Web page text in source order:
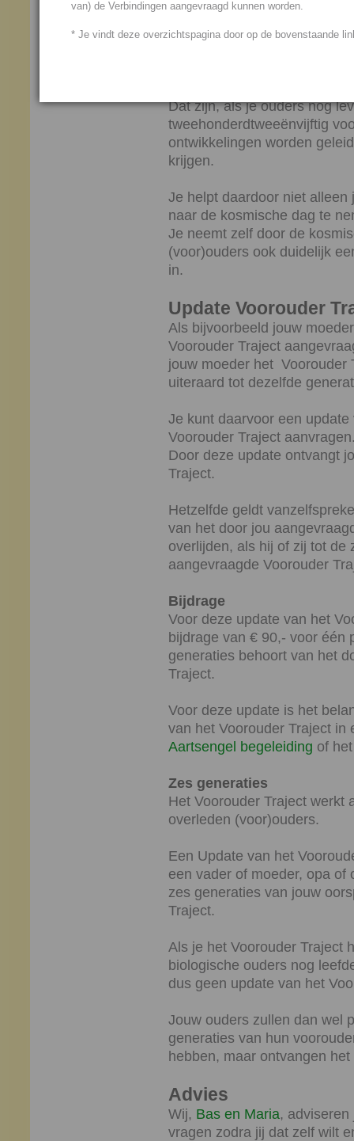
Dat heeft onder andere een
Dat zijn, als je ouders nog
tweehonderdtweeënvijftig
ontwikkelingen worden
krijgen.
Je helpt daardoor niet
naar de kosmische dag te
Je neemt zelf door de
(voor)ouders ook duidelijk
in.
Update Voorouder
Als bijvoorbeeld jouw
Voorouder Traject
jouw moeder het Voorouder
uiteraard tot dezelfde
Je kunt daarvoor een
Voorouder Traject
Door deze update ontvangt
Traject.
Hetzelfde geldt
van het door jou
overlijden, als hij of zij tot de
aangevraagde Voorouder
Bijdrage
Voor deze update van het
bijdrage van € 90,- voor één
generaties behoort van het
Traject.
Voor deze update is het
van het Voorouder Traject
Aartsengel begeleiding of
Zes generaties
Het Voorouder Traject werkt
overleden (voor)ouders.
Een Update van het
een vader of moeder, opa of
zes generaties van jouw
Traject.
Als je het Voorouder Traject
biologische ouders nog
dus geen update van het
Jouw ouders zullen dan wel
generaties van hun
hebben, maar ontvangen
Advies
Wij, Bas en Maria, adviseren
vragen zodra jij dat zelf wilt
van) de Verbindingen aangevraagd kunnen worden.
* Je vindt deze overzichtspagina door op de bovenstaande